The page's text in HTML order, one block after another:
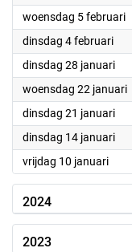
woensdag 5 februari
dinsdag 4 februari2025
dinsdag 28 januari
woensdag 22 januari
dinsdag 21 januari
dinsdag 14 januari
vrijdag 10 januari2025
2024
2023